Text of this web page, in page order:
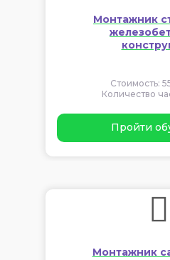
Монтажник
Стоимость:
Количество
Пройти
Монтажник